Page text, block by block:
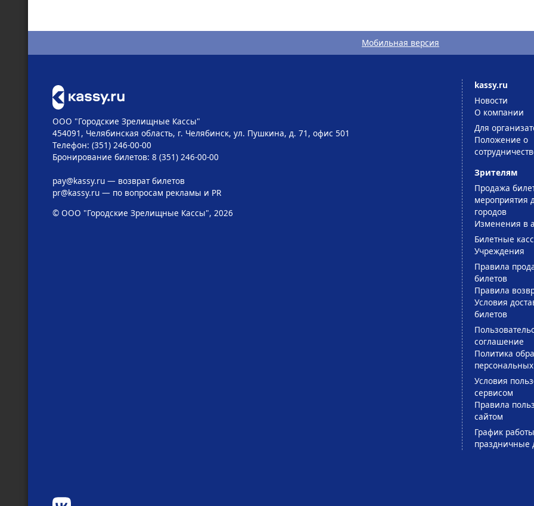
Мобильная версия
ООО "Городские Зрелищные Кассы"
454091, Челябинская область, г. Челябинск, ул. Пушкина, д. 71, офис 501
Телефон: (351) 246-00-00
Бронирование билетов: 8 (351) 246-00-00
pay@kassy.ru— возврат билетов
pr@kassy.ru— по вопросам рекламы и PR
© ООО "Городские Зрелищные Кассы", 2026
kassy.ru
Новости
О компании
Для
Положение о
Зрителям
Продажа
мероприятия
городов
Изменения в
Билетные
Учреждения
Правила
билетов
Правила
Условия
билетов
соглашение
Политика
Условия
сервисом
Правила
сайтом
График
праздничные